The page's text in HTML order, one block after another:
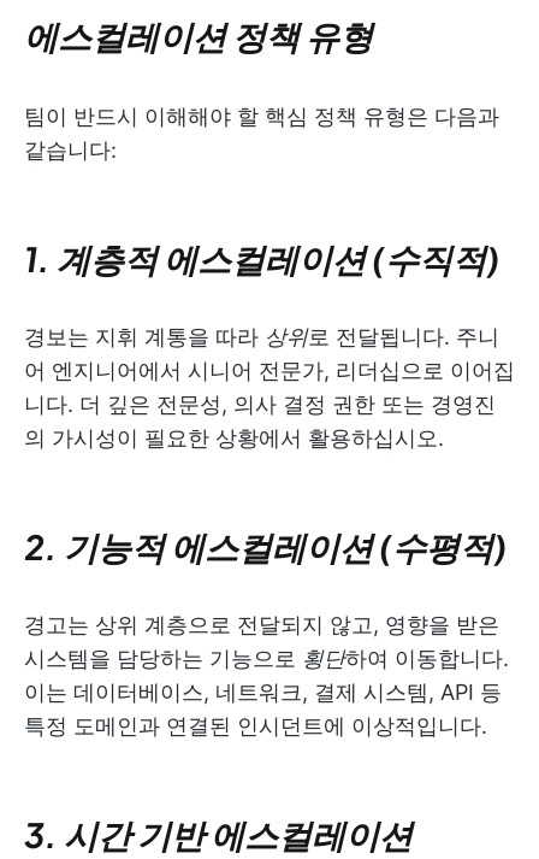
에스컬레이션 정책 유형
팀이 반드시 이해해야 할 핵심 정책 유형은 다음과
같습니다:
1. 계층적 에스컬레이션 (수직적)
경보는 지휘 계통을 따라 상위로 전달됩니다. 주니
어 엔지니어에서 시니어 전문가, 리더십으로 이어집
니다. 더 깊은 전문성, 의사 결정 권한 또는 경영진
의 가시성이 필요한 상황에서 활용하십시오.
2. 기능적 에스컬레이션 (수평적)
경고는 상위 계층으로 전달되지 않고, 영향을 받은
시스템을 담당하는 기능으로 횡단하여 이동합니다.
이는 데이터베이스, 네트워크, 결제 시스템, API 등
특정 도메인과 연결된 인시던트에 이상적입니다.
3. 시간 기반 에스컬레이션